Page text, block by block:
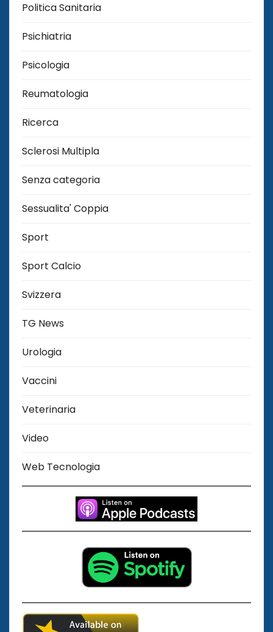
Politica Sanitaria
Psichiatria
Psicologia
Reumatologia
Ricerca
Sclerosi Multipla
Senza categoria
Sessualita' Coppia
Sport
Sport Calcio
Svizzera
TG News
Urologia
Vaccini
Veterinaria
Video
Web Tecnologia